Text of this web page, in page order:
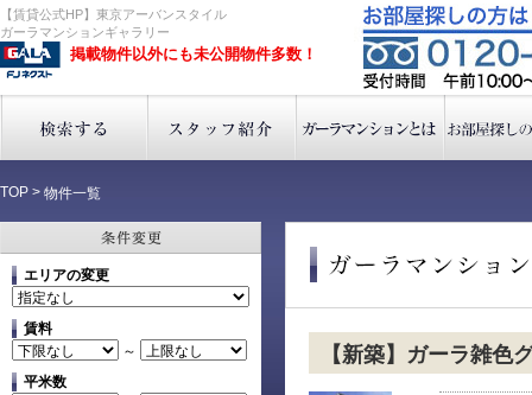
【賃貸公式HP】東京アーバンスタイル
ガーラマンションギャラリー
掲載物件以外にも未公開物件多数！
TOP > 物件一覧
エリアの変更
賃料
～
平米数
【新築】ガーラ雑色